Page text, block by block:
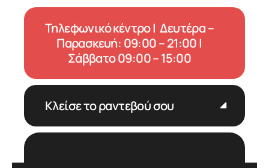
Τηλεφωνικό κέντρο | Δευτέρα –
Παρασκευή: 09:00 – 21:00 |
Σάββατο 09:00 – 15:00
Κλείσε το ραντεβού σου